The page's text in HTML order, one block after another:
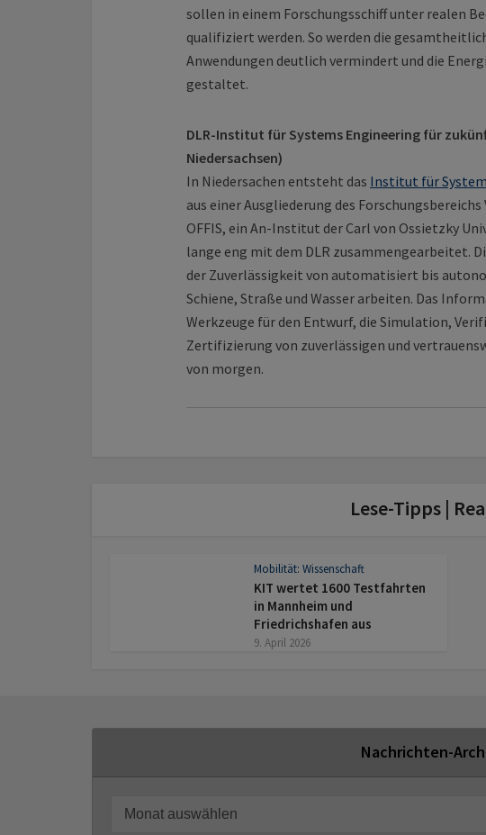
sollen in einem Forschungsschiff unter realen
qualifiziert werden. So werden die
Anwendungen deutlich vermindert und die
gestaltet.
DLR-Institut für Systems Engineering für
Niedersachsen)
In Niedersachen entsteht das Institut für
aus einer Ausgliederung des
OFFIS, ein An-Institut der Carl von Ossietzky
lange eng mit dem DLR zusammengearbeitet.
der Zuverlässigkeit von automatisiert bis
Schiene, Straße und Wasser arbeiten. Das
Werkzeuge für den Entwurf, die Simulation,
Zertifizierung von zuverlässigen und
von morgen.
Lese-Tipps |
Mobilität: Wissenschaft
KIT wertet 1600 Testfahrten
in Mannheim und
Friedrichshafen aus
9. April 2026
Nachrichten-